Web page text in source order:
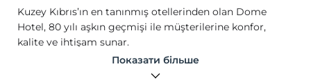
Kuzey Kıbrıs’ın en tanınmış otellerinden olan Dome
Hotel, 80 yılı aşkın geçmişi ile müşterilerine konfor,
kalite ve ihtişam sunar.
Girne Şehir Merkez'inde bulunan Dome Hotel denize sıfır
mesafede olup, şehir merkezinde yer alır. Girne'nin en
Показати більше